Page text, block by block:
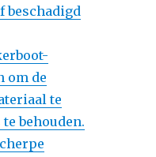
beschadigd
om de
te
behouden.